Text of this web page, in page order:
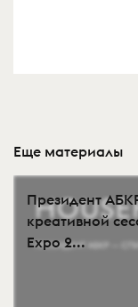
Еще материалы
Президент
креативной
Expo 2...